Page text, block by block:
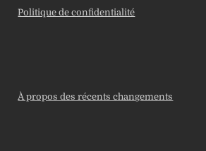
Politique de confidentialité
À propos des récents changements